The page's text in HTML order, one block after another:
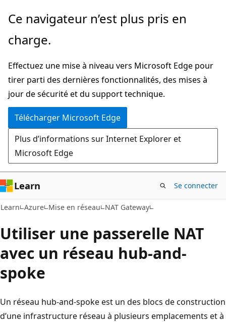
Passer
directement
au
principal
Ce navigateur n’est plus pris en
charge.
Effectuez une mise à niveau vers Microsoft Edge pour
tirer parti des dernières fonctionnalités, des mises à
jour de sécurité et du support technique.
Télécharger Microsoft Edge
Plus d’informations sur Internet Explorer et
Microsoft Edge
Learn Se connecter
Learn Azure Mise en réseau NAT Gateway
Utiliser une passerelle NAT
avec un réseau hub-and-
spoke
Un réseau hub-and-spoke est un des blocs de construction
d’une infrastructure réseau à plusieurs emplacements et à